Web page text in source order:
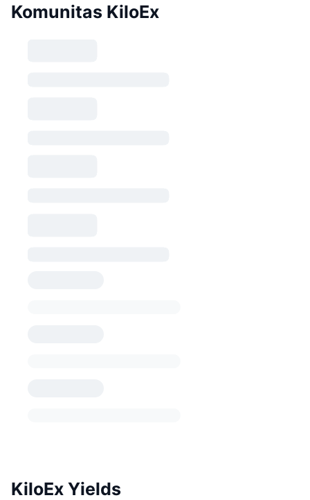
Komunitas KiloEx
KiloEx Yields